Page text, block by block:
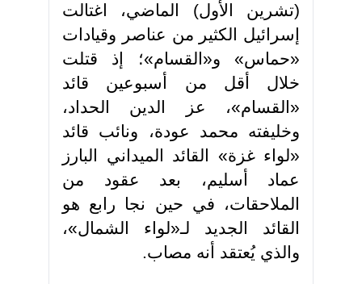
(تشرين الأول) الماضي، اغتالت
إسرائيل الكثير من عناصر وقيادات
«حماس» و«القسام»؛ إذ قتلت
خلال أقل من أسبوعين قائد
«القسام»، عز الدين الحداد،
وخليفته محمد عودة، ونائب قائد
«لواء غزة» القائد الميداني البارز
عماد أسليم، بعد عقود من
الملاحقات، في حين نجا رابع هو
القائد الجديد لـ«لواء الشمال»،
والذي يُعتقد أنه مصاب.